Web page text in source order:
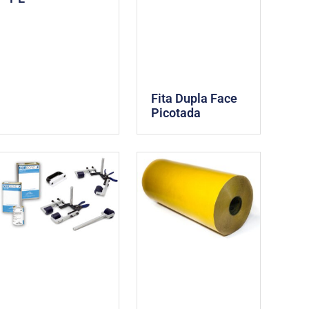
Fita Dupla Face
Picotada